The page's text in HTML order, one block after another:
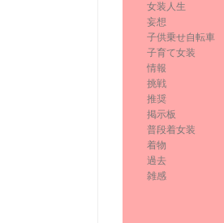
女装人生
妄想
子供乗せ自転車
子育て女装
情報
挑戦
推奨
掲示板
普段着女装
着物
過去
雑感